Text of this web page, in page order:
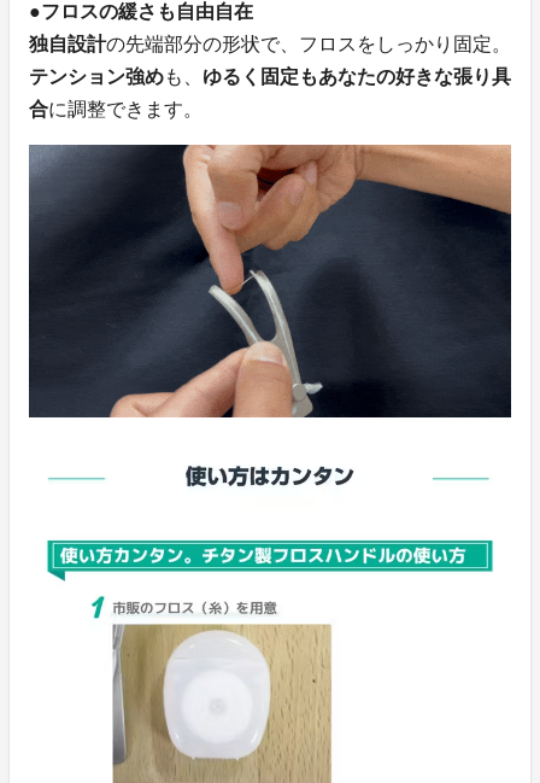
●フロスの緩さも自由自在
独自設計の先端部分の形状で、フロスをしっかり固定。
テンション強めも、 ゆるく固定もあなたの好きな張り具
合に調整できます。